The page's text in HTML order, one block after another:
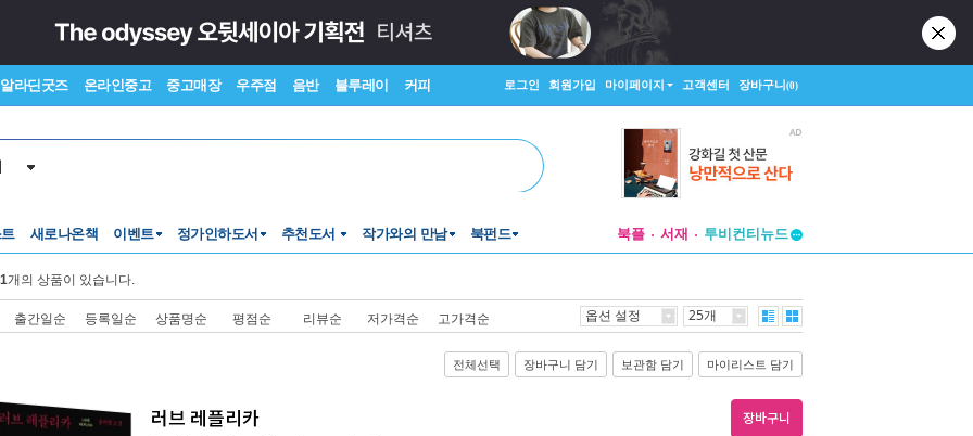
알라딘굿즈 온라인중고 중고매장 우주점 음반 블루레이 커피 로그인 회원가입 마이페이지 고객센터 장바구니(0)
새로나온책 이벤트 정가인하도서 추천도서 작가와의 만남 북펀드 북플 서재
투비컨티뉴드
개의 상품이 있습니다.
출간일순 등록일순 상품명순 평점순 리뷰순 저가격순 고가격순 옵션 설정 25개
전체선택 장바구니 담기 보관함 담기 마이리스트 담기
러브 레플리카 장바구니